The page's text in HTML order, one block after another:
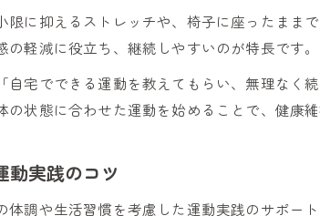
接骨院を活かした地
接骨院が示す地域密
地域の接骨院と協力
に抑えるストレッチや、椅子に座ったまま
軽減に役立ち、継続しやすいのが特長です。
自宅でできる運動を教えてもらい、無理なく
状態に合わせた運動を始めることで、健康
動実践のコツ
調や生活習慣を考慮した運動実践のサポー